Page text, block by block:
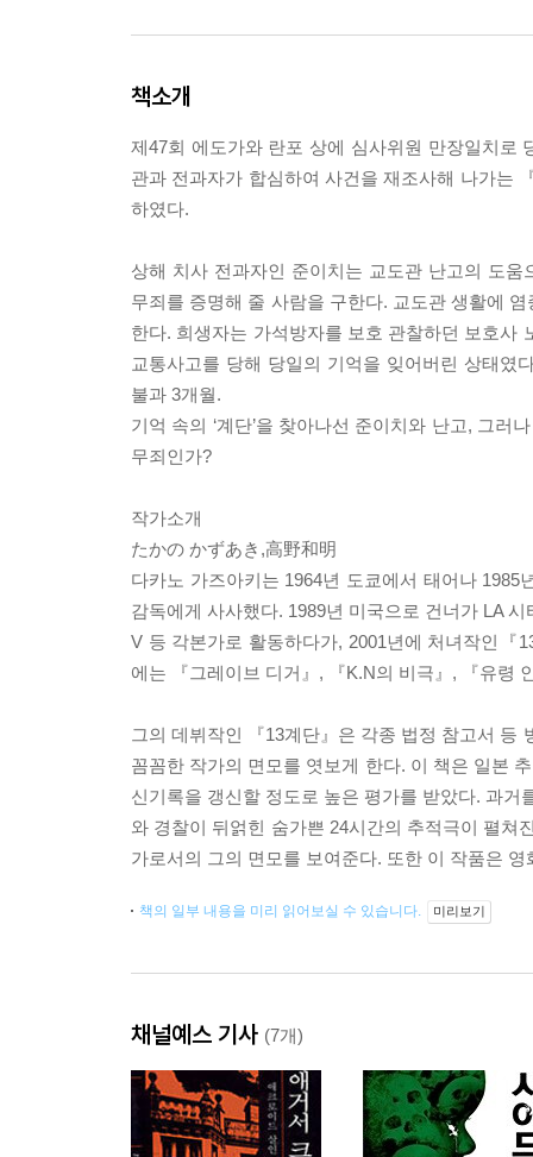
책소개
제47회 에도가와 란포 상에 심사위원 만장일치로
관과 전과자가 합심하여 사건을 재조사해 나가는
하였다.
상해 치사 전과자인 준이치는 교도관 난고의 도
무죄를 증명해 줄 사람을 구한다. 교도관 생활에
한다. 희생자는 가석방자를 보호 관찰하던 보호사
교통사고를 당해 당일의 기억을 잊어버린 상태였
불과 3개월.
기억 속의 ‘계단’을 찾아나선 준이치와 난고, 그
무죄인가?
작가소개
たかの かずあき,高野和明
다카노 가즈아키는 1964년 도쿄에서 태어나
감독에게 사사했다. 1989년 미국으로 건너가 LA
V 등 각본가로 활동하다가, 2001년에 처녀작인『
에는 『그레이브 디거』, 『K.N의 비극』, 『유령
그의 데뷔작인 『13계단』은 각종 법정 참고서 등
꼼꼼한 작가의 면모를 엿보게 한다. 이 책은 일본
신기록을 갱신할 정도로 높은 평가를 받았다. 과
와 경찰이 뒤얽힌 숨가쁜 24시간의 추적극이 펼쳐
가로서의 그의 면모를 보여준다. 또한 이 작품은
책의 일부 내용을 미리 읽어보실 수 있습니다. 미리보기
채널예스 기사 (7개)